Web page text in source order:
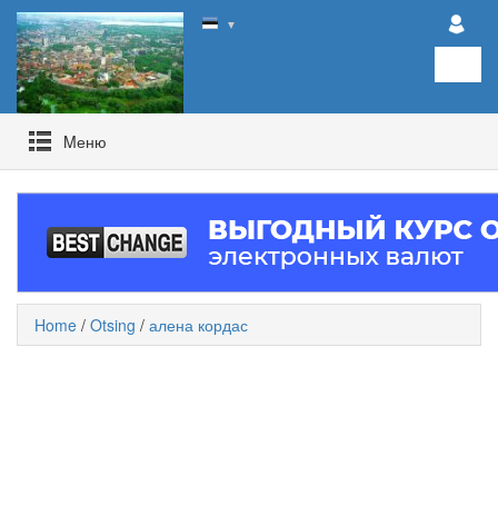
▼
Mеню
Home / Otsing / алена кордас